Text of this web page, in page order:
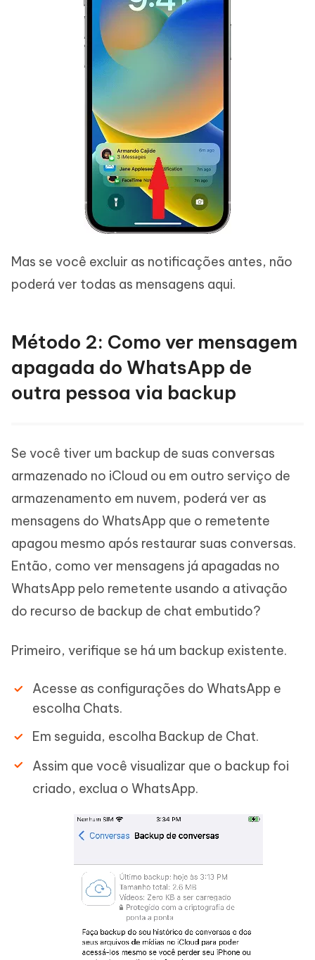
Mas se você excluir as notificações antes, não
poderá ver todas as mensagens aqui.
Método 2: Como ver mensagem
apagada do WhatsApp de
outra pessoa via backup
Se você tiver um backup de suas conversas
armazenado no iCloud ou em outro serviço de
armazenamento em nuvem, poderá ver as
mensagens do WhatsApp que o remetente
apagou mesmo após restaurar suas conversas.
Então, como ver mensagens já apagadas no
WhatsApp pelo remetente usando a ativação
do recurso de backup de chat embutido?
Primeiro, verifique se há um backup existente.
Acesse as configurações do WhatsApp e
escolha Chats.
Em seguida, escolha Backup de Chat.
Assim que você visualizar que o backup foi
criado, exclua o WhatsApp.